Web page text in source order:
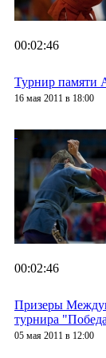
00:02:46
Турнир памяти
16 мая 2011 в 18:00
00:02:46
Призеры
турнира
05 мая 2011 в 12:00